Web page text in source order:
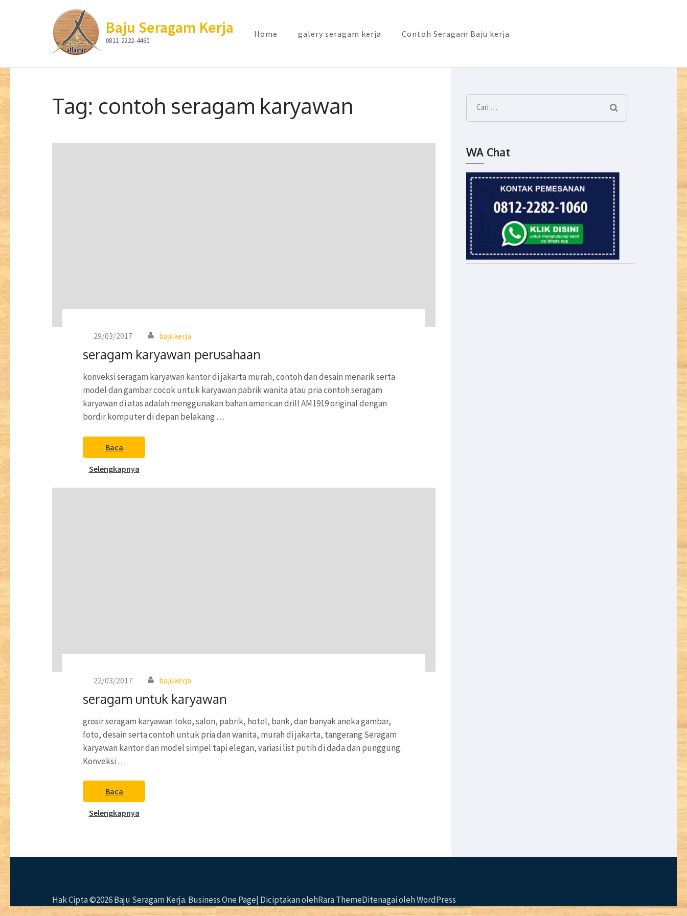
Lompat
ke
konten
Baju Seragam Kerja
0811-2222-4460
Home galery seragam kerja Contoh Seragam Baju kerja
Tag: contoh seragam karyawan
29/03/2017 bajukerja
seragam karyawan perusahaan
konveksi seragam karyawan kantor di jakarta murah, contoh dan desain menarik serta
model dan gambar cocok untuk karyawan pabrik wanita atau pria contoh seragam
karyawan di atas adalah menggunakan bahan american drill AM1919 original dengan
bordir komputer di depan belakang …
Baca
Selengkapnya
22/03/2017 bajukerja
seragam untuk karyawan
grosir seragam karyawan toko, salon, pabrik, hotel, bank, dan banyak aneka gambar,
foto, desain serta contoh untuk pria dan wanita, murah di jakarta, tangerang Seragam
karyawan kantor dan model simpel tapi elegan, variasi list putih di dada dan punggung.
Konveksi …
Baca
Selengkapnya
Cari
untuk:
WA Chat
Hak Cipta ©2026Baju Seragam Kerja. Business One Page| Diciptakan olehRara ThemeDitenagai olehWordPress